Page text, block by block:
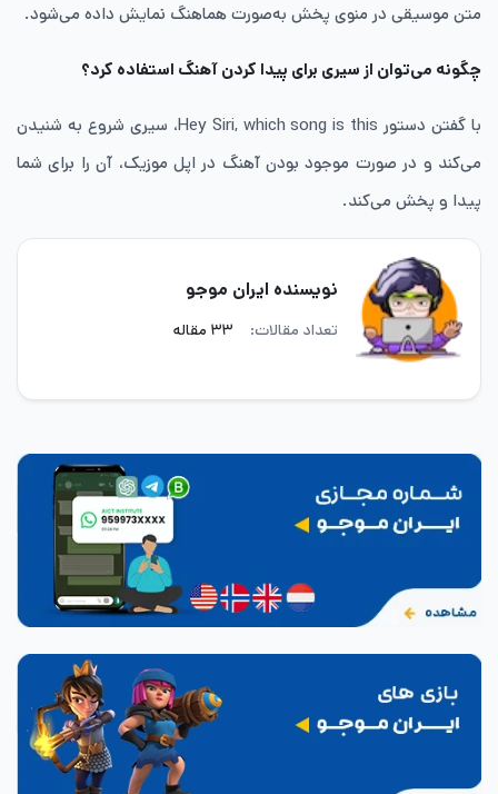
متن موسیقی در منوی پخش به‌صورت هماهنگ نمایش داده می‌شود.
چگونه می‌توان از سیری برای پیدا کردن آهنگ استفاده کرد؟
با گفتن دستور Hey Siri, which song is this، سیری شروع به شنیدن
می‌کند و در صورت موجود بودن آهنگ در اپل موزیک، آن را برای شما
پیدا و پخش می‌کند.
نویسنده ایران موجو
تعداد مقالات: ۳۳ مقاله